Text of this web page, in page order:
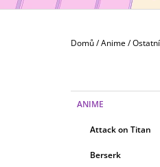
Domů/Anime/Ostatní
kategorie
K
AANIME
Attack on Titan
Berserk